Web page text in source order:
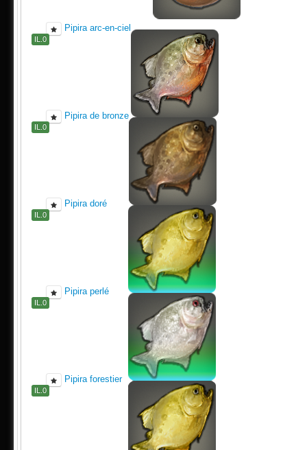
Pipira arc-en-ciel
IL.0
Pipira de bronze
IL.0
Pipira doré
IL.0
Pipira perlé
IL.0
Pipira forestier
IL.0